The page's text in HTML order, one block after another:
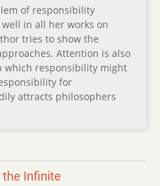
of responsibility
in all her works on
tries to show the
Attention is also
which responsibility might
for
attracts philosophers
the Infinite